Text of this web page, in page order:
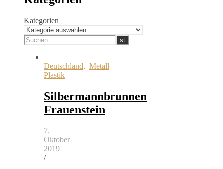
Kategorien
Deutschland, Metall
Plastik
Silbermannbrunnen
Frauenstein
7.
Oktober
2019
/